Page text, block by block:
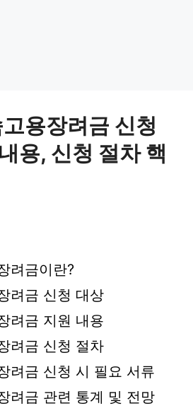
용장려금 신청
용, 신청 절차 핵
려금이란?
려금 신청 대상
려금 지원 내용
려금 신청 절차
려금 신청 시 필요 서류
려금 관련 통계 및 전망